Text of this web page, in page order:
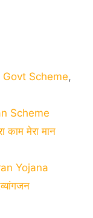
Govt Scheme,
Scheme
मेरा मान
Yojana